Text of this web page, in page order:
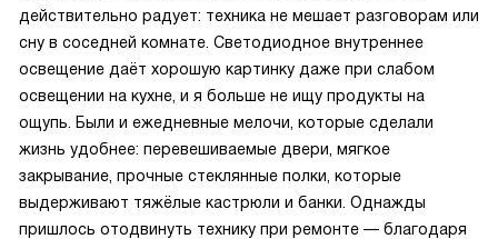
действительно радует: техника не мешает разговорам или
сну в соседней комнате. Светодиодное внутреннее
освещение даёт хорошую картинку даже при слабом
освещении на кухне, и я больше не ищу продукты на
ощупь. Были и ежедневные мелочи, которые сделали
жизнь удобнее: перевешиваемые двери, мягкое
закрывание, прочные стеклянные полки, которые
выдерживают тяжёлые кастрюли и банки. Однажды
пришлось отодвинуть технику при ремонте — благодаря